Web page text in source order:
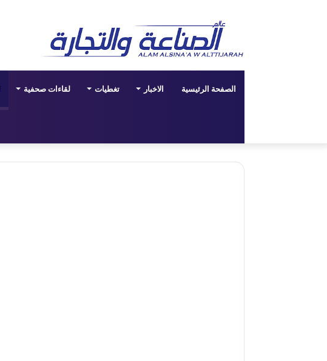
الصفحة الرئيسية الاخبار تغطيات لقاءات صحفية